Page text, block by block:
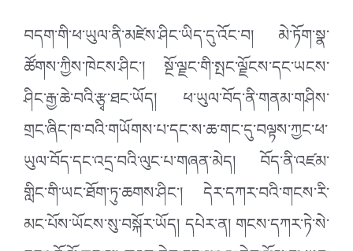
བདག་གི་ཕ་ཡུལ་ནི་མཛེས་ཤིང་ཡིད་དུ་འོང་བ། མེ་ཏོག་སྣ་
ཚོགས་ཀྱིས་ཁེངས་ཤིང་། སྔོ་ལྗང་གི་སྤང་ལྗོངས་དང་ཡངས་
ཤིང་རྒྱ་ཆེ་བའི་རྩྭ་ཐང་ཡོད། ཕ་ཡུལ་བོད་ནི་གནམ་གཤིས་
གྲང་ཞིང་ཁ་བའི་གཡོགས་པ་དང་ས་ཆ་གང་དུ་བལྟས་ཀྱང་ཕ་
ཡུལ་བོད་དང་འདྲ་བའི་ལུང་པ་གཞན་མེད། བོད་ནི་འཛམ་
གླིང་གི་ཡང་ཐོག་ཏུ་ཆགས་ཤིང་། དེར་དཀར་བའི་གངས་རི་
མང་པོས་ཡོངས་སུ་བསྐོར་ཡོད། དཔེར་ན། གངས་དཀར་ཏེ་སེ་